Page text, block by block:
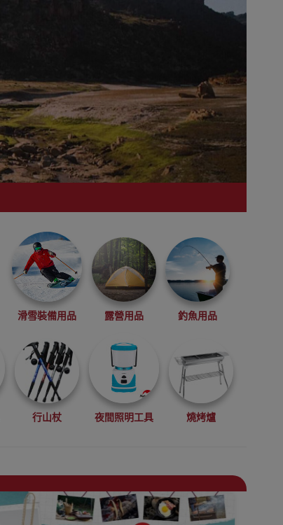
滑雪裝備用品 露營用品 釣魚用品
行山杖 夜間照明工具 燒烤爐
便攜枕頭 戶外露營地墊 防潮墊/鋁箔墊